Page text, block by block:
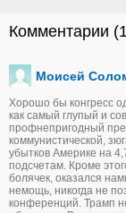
Комментарии (
Моисей
Хорошо бы конгресс
как самый глупый и
профнепригодный
коммунистической,
убытков Америке на
подсчетам. Кроме
болячек, оказался
немощь, никогда не
конференций. Трамп